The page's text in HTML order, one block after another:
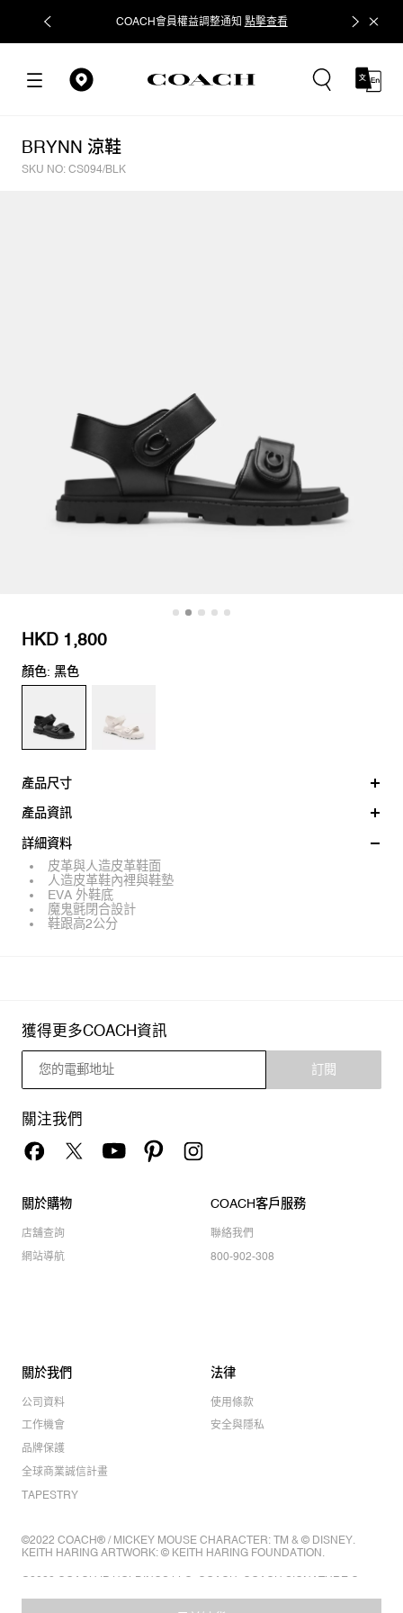
COACH會員權益調整通知 點擊查看 立即追蹤
BRYNN 涼鞋
SKU NO: CS094/BLK
HKD 1,800
顏色: 黑色
產品尺寸
產品資訊
詳細資料
皮革與人造皮革鞋面
人造皮革鞋內裡與鞋墊
EVA 外鞋底
魔鬼氈閉合設計
鞋跟高2公分
獲得更多COACH資訊
訂閱
關注我們
關於購物
店舖查詢
網站導航
COACH客戶服務
聯絡我們
800-902-308
關於我們
公司資料
工作機會
品牌保護
全球商業誠信計畫
TAPESTRY
法律
使用條款
安全與隱私
©2022 COACH® / MICKEY MOUSE CHARACTER: TM & © DISNEY.
KEITH HARING ARTWORK: © KEITH HARING FOUNDATION.
©2022 COACH IP HOLDINGS LLC. COACH, COACH SIGNATURE C